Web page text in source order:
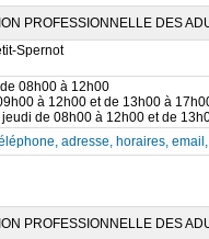
PROFESSIONNELLE DES
Spernot
08h00 à 12h00
à 12h00 et de 13h00 à
jeudi de 08h00 à 12h00 et de
adresse, horaires,
PROFESSIONNELLE DES